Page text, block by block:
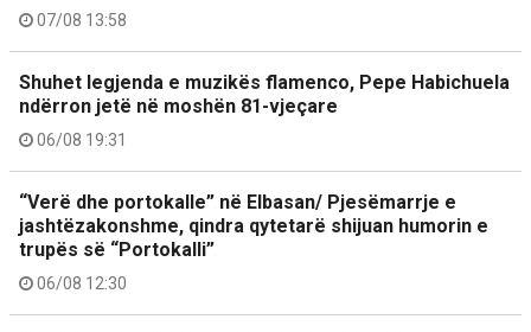
07/08 13:58
Shuhet legjenda e muzikës flamenco, Pepe Habichuela
ndërron jetë në moshën 81-vjeçare
06/08 19:31
“Verë dhe portokalle” në Elbasan/ Pjesëmarrje e
jashtëzakonshme, qindra qytetarë shijuan humorin e
trupës së “Portokalli”
06/08 12:30